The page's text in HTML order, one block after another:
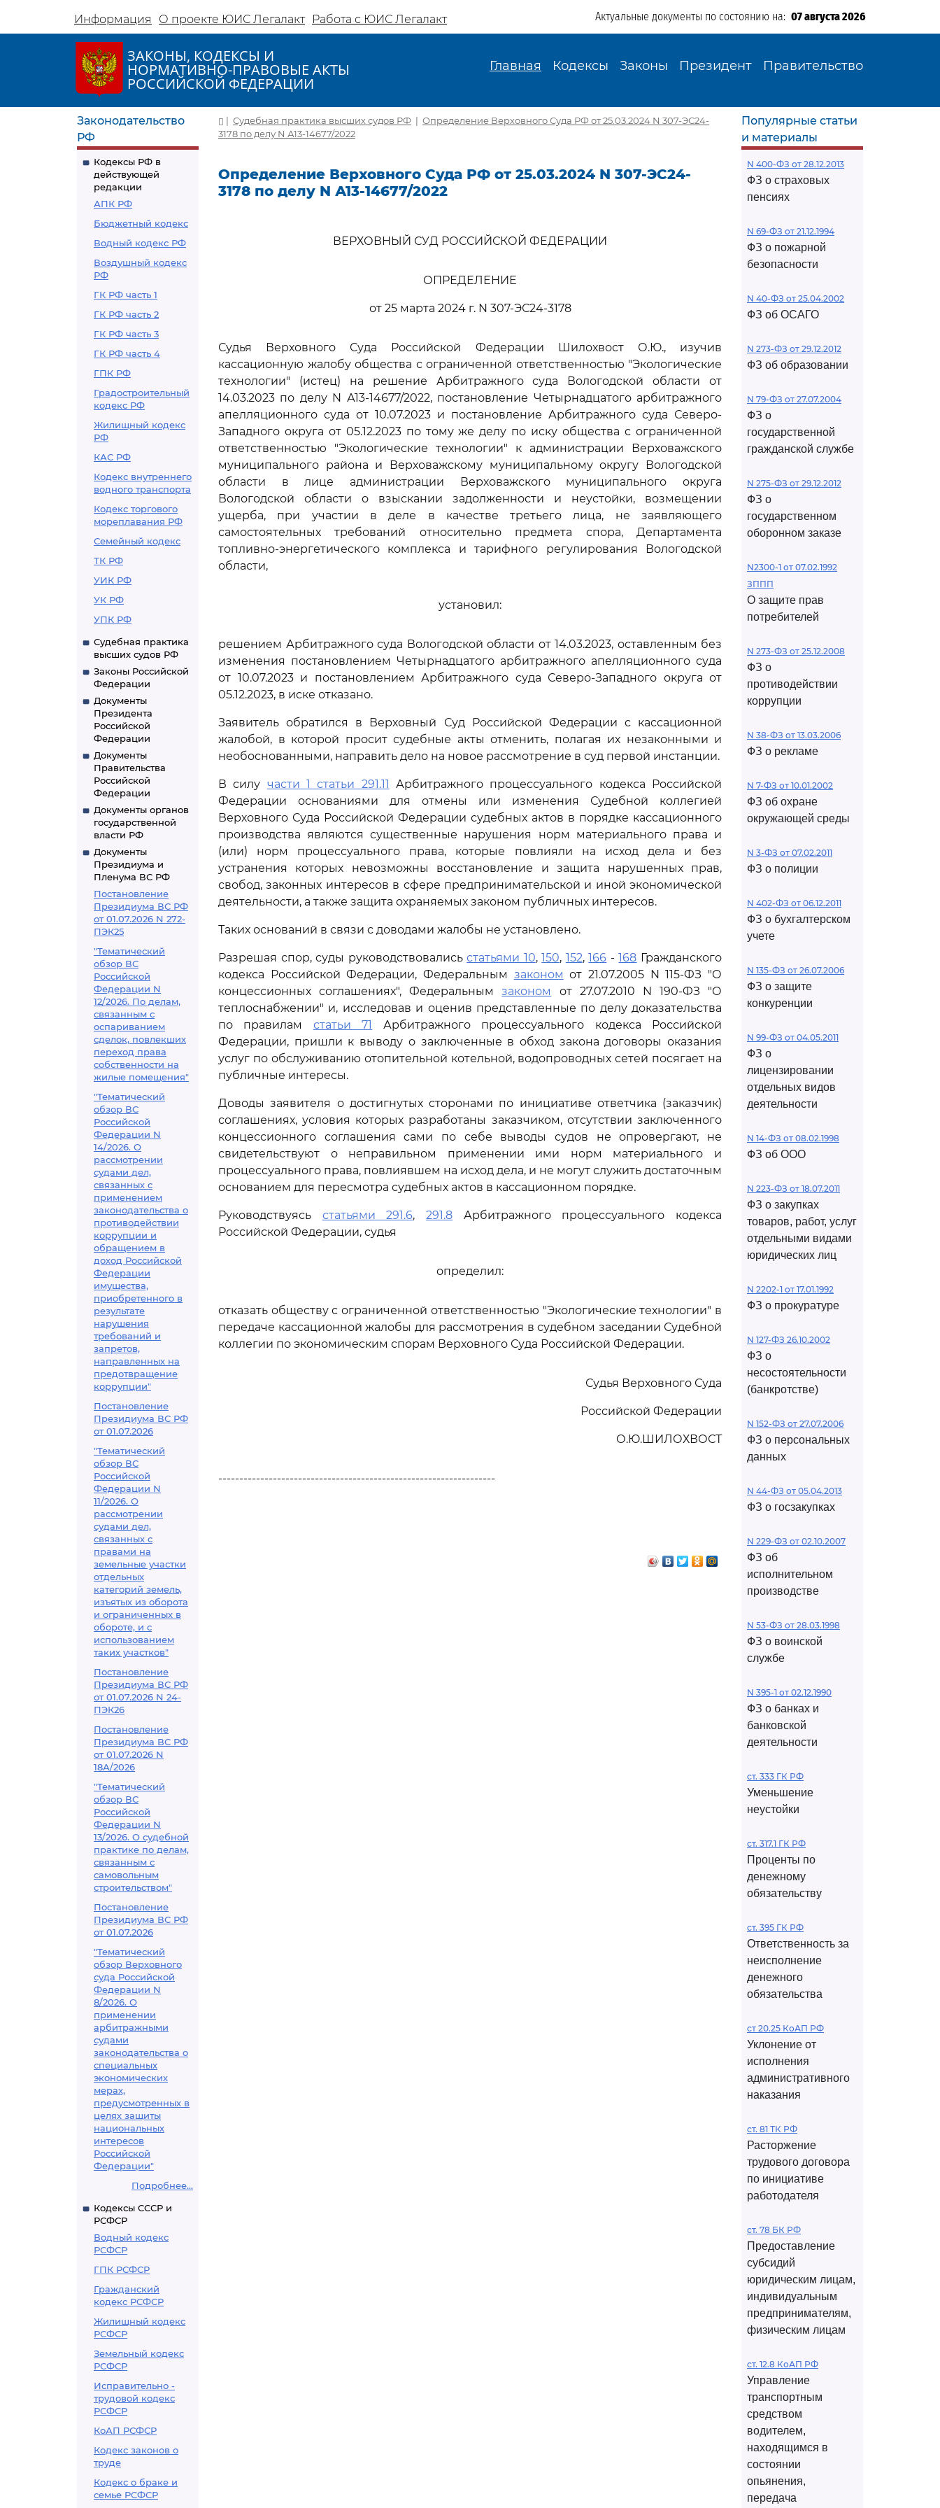
Информация О проекте ЮИС Легалакт Работа с ЮИС Легалакт Актуальные документы по состоянию на: 07 августа 2026
ЗАКОНЫ, КОДЕКСЫ И
НОРМАТИВНО-ПРАВОВЫЕ АКТЫ
РОССИЙСКОЙ ФЕДЕРАЦИИ
Главная Кодексы Законы Президент Правительство
Законодательство
РФ
Кодексы РФ в
действующей
редакции
АПК РФ
Бюджетный кодекс
Водный кодекс РФ
Воздушный кодекс
РФ
ГК РФ часть 1
ГК РФ часть 2
ГК РФ часть 3
ГК РФ часть 4
ГПК РФ
Градостроительный
кодекс РФ
Жилищный кодекс
РФ
КАС РФ
Кодекс внутреннего
водного транспорта
Кодекс торгового
мореплавания РФ
Семейный кодекс
ТК РФ
УИК РФ
УК РФ
УПК РФ
Судебная практика
высших судов РФ
Законы Российской
Федерации
Документы
Президента
Российской
Федерации
Документы
Правительства
Российской
Федерации
Документы органов
государственной
власти РФ
Документы
Президиума и
Пленума ВС РФ
Постановление
Президиума ВС РФ
от 01.07.2026 N 272-
ПЭК25
"Тематический
обзор ВС
Российской
Федерации N
12/2026. По делам,
связанным с
оспариванием
сделок, повлекших
переход права
собственности на
жилые помещения"
"Тематический
обзор ВС
Российской
Федерации N
14/2026. О
рассмотрении
судами дел,
связанных с
применением
законодательства о
противодействии
коррупции и
обращением в
доход Российской
Федерации
имущества,
приобретенного в
результате
нарушения
требований и
запретов,
направленных на
предотвращение
коррупции"
Постановление
Президиума ВС РФ
от 01.07.2026
"Тематический
обзор ВС
Российской
Федерации N
11/2026. О
рассмотрении
судами дел,
связанных с
правами на
земельные участки
отдельных
категорий земель,
изъятых из оборота
и ограниченных в
обороте, и с
использованием
таких участков"
Постановление
Президиума ВС РФ
от 01.07.2026 N 24-
ПЭК26
Постановление
Президиума ВС РФ
от 01.07.2026 N
18А/2026
"Тематический
обзор ВС
Российской
Федерации N
13/2026. О судебной
практике по делам,
связанным с
самовольным
строительством"
Постановление
Президиума ВС РФ
от 01.07.2026
"Тематический
обзор Верховного
суда Российской
Федерации N
8/2026. О
применении
арбитражными
судами
законодательства о
специальных
экономических
мерах,
предусмотренных в
целях защиты
национальных
интересов
Российской
Федерации"
Подробнее...
Кодексы СССР и
РСФСР
Водный кодекс
РСФСР
ГПК РСФСР
Гражданский
кодекс РСФСР
Жилищный кодекс
РСФСР
Земельный кодекс
РСФСР
Исправительно -
трудовой кодекс
РСФСР
КоАП РСФСР
Кодекс законов о
труде
Кодекс о браке и
семье РСФСР
| Судебная практика высших судов РФ | Определение Верховного Суда РФ от 25.03.2024 N 307-ЭС24-
3178 по делу N А13-14677/2022
Определение Верховного Суда РФ от 25.03.2024 N 307-ЭС24-
3178 по делу N А13-14677/2022
ВЕРХОВНЫЙ СУД РОССИЙСКОЙ ФЕДЕРАЦИИ
ОПРЕДЕЛЕНИЕ
от 25 марта 2024 г. N 307-ЭС24-3178
Судья Верховного Суда Российской Федерации Шилохвост О.Ю., изучив
кассационную жалобу общества с ограниченной ответственностью "Экологические
технологии" (истец) на решение Арбитражного суда Вологодской области от
14.03.2023 по делу N А13-14677/2022, постановление Четырнадцатого арбитражного
апелляционного суда от 10.07.2023 и постановление Арбитражного суда Северо-
Западного округа от 05.12.2023 по тому же делу по иску общества с ограниченной
ответственностью "Экологические технологии" к администрации Верховажского
муниципального района и Верховажскому муниципальному округу Вологодской
области в лице администрации Верховажского муниципального округа
Вологодской области о взыскании задолженности и неустойки, возмещении
ущерба, при участии в деле в качестве третьего лица, не заявляющего
самостоятельных требований относительно предмета спора, Департамента
топливно-энергетического комплекса и тарифного регулирования Вологодской
области,
установил:
решением Арбитражного суда Вологодской области от 14.03.2023, оставленным без
изменения постановлением Четырнадцатого арбитражного апелляционного суда
от 10.07.2023 и постановлением Арбитражного суда Северо-Западного округа от
05.12.2023, в иске отказано.
Заявитель обратился в Верховный Суд Российской Федерации с кассационной
жалобой, в которой просит судебные акты отменить, полагая их незаконными и
необоснованными, направить дело на новое рассмотрение в суд первой инстанции.
В силу части 1 статьи 291.11 Арбитражного процессуального кодекса Российской
Федерации основаниями для отмены или изменения Судебной коллегией
Верховного Суда Российской Федерации судебных актов в порядке кассационного
производства являются существенные нарушения норм материального права и
(или) норм процессуального права, которые повлияли на исход дела и без
устранения которых невозможны восстановление и защита нарушенных прав,
свобод, законных интересов в сфере предпринимательской и иной экономической
деятельности, а также защита охраняемых законом публичных интересов.
Таких оснований в связи с доводами жалобы не установлено.
Разрешая спор, суды руководствовалисьстатьями 10,150, 152,166 -168 Гражданского
кодекса Российской Федерации, Федеральным законом от 21.07.2005 N 115-ФЗ "О
концессионных соглашениях", Федеральнымзаконом
от 27.07.2010 N 190-ФЗ "О
теплоснабжении" и, исследовав и оценив представленные по делу доказательства
по правилам статьи 71
Арбитражного процессуального кодекса Российской
Федерации, пришли к выводу о заключенные в обход закона договоры оказания
услуг по обслуживанию отопительной котельной, водопроводных сетей посягает на
публичные интересы.
Доводы заявителя о достигнутых сторонами по инициативе ответчика (заказчик)
соглашениях, условия которых разработаны заказчиком, отсутствии заключенного
концессионного соглашения сами по себе выводы судов не опровергают, не
свидетельствуют о неправильном применении ими норм материального и
процессуального права, повлиявшем на исход дела, и не могут служить достаточным
основанием для пересмотра судебных актов в кассационном порядке.
Руководствуясь статьями 291.6,291.8 Арбитражного процессуального кодекса
Российской Федерации, судья
определил:
отказать обществу с ограниченной ответственностью "Экологические технологии" в
передаче кассационной жалобы для рассмотрения в судебном заседании Судебной
коллегии по экономическим спорам Верховного Суда Российской Федерации.
Судья Верховного Суда
Российской Федерации
О.Ю.ШИЛОХВОСТ
------------------------------------------------------------------
Популярные статьи
и материалы
N 400-ФЗ от 28.12.2013
ФЗ о страховых
пенсиях
N 69-ФЗ от 21.12.1994
ФЗ о пожарной
безопасности
N 40-ФЗ от 25.04.2002
ФЗ об ОСАГО
N 273-ФЗ от 29.12.2012
ФЗ об образовании
N 79-ФЗ от 27.07.2004
ФЗ о
государственной
гражданской службе
N 275-ФЗ от 29.12.2012
ФЗ о
государственном
оборонном заказе
N2300-1 от 07.02.1992
ЗППП
О защите прав
потребителей
N 273-ФЗ от 25.12.2008
ФЗ о
противодействии
коррупции
N 38-ФЗ от 13.03.2006
ФЗ о рекламе
N 7-ФЗ от 10.01.2002
ФЗ об охране
окружающей среды
N 3-ФЗ от 07.02.2011
ФЗ о полиции
N 402-ФЗ от 06.12.2011
ФЗ о бухгалтерском
учете
N 135-ФЗ от 26.07.2006
ФЗ о защите
конкуренции
N 99-ФЗ от 04.05.2011
ФЗ о
лицензировании
отдельных видов
деятельности
N 14-ФЗ от 08.02.1998
ФЗ об ООО
N 223-ФЗ от 18.07.2011
ФЗ о закупках
товаров, работ, услуг
отдельными видами
юридических лиц
N 2202-1 от 17.01.1992
ФЗ о прокуратуре
N 127-ФЗ 26.10.2002
ФЗ о
несостоятельности
(банкротстве)
N 152-ФЗ от 27.07.2006
ФЗ о персональных
данных
N 44-ФЗ от 05.04.2013
ФЗ о госзакупках
N 229-ФЗ от 02.10.2007
ФЗ об
исполнительном
производстве
N 53-ФЗ от 28.03.1998
ФЗ о воинской
службе
N 395-1 от 02.12.1990
ФЗ о банках и
банковской
деятельности
ст. 333 ГК РФ
Уменьшение
неустойки
ст. 317.1 ГК РФ
Проценты по
денежному
обязательству
ст. 395 ГК РФ
Ответственность за
неисполнение
денежного
обязательства
ст 20.25 КоАП РФ
Уклонение от
исполнения
административного
наказания
ст. 81 ТК РФ
Расторжение
трудового договора
по инициативе
работодателя
ст. 78 БК РФ
Предоставление
субсидий
юридическим лицам,
индивидуальным
предпринимателям,
физическим лицам
ст. 12.8 КоАП РФ
Управление
транспортным
средством
водителем,
находящимся в
состоянии
опьянения,
передача